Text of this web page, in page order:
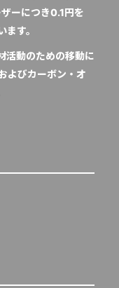
ーにつき0.1円を
す。
活動のための移動に
よびカーボン・オ